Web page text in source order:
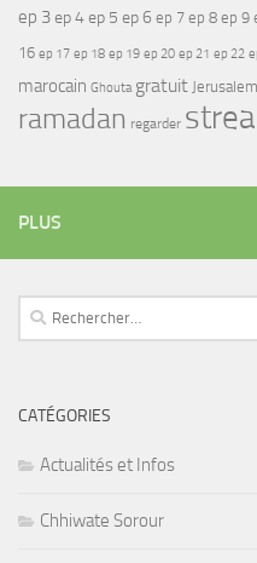
ep 3ep 4ep 5 ep 6 ep 7 ep 8 ep 9
16 ep 17 ep 18 ep 19 ep 20 ep 21 ep 22
marocain Ghouta gratuit Jerusalem
ramadan regarder
PLUS
Rechercher :
CATÉGORIES
Actualités et Infos
Chhiwate Sorour